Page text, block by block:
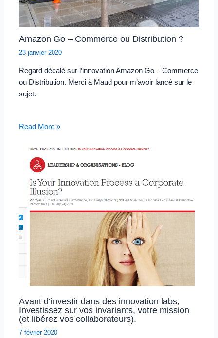
Amazon Go – Commerce ou Distribution ?
23 janvier 2020
Regard décalé sur l’innovation Amazon Go – Commerce
ou Distribution. Merci à Maud pour m’avoir lancé sur le
sujet.
Read More »
Avant d’investir dans des innovation labs,
Investissez sur vos invariants, votre mission
(et libérez vos collaborateurs).
7 février 2020